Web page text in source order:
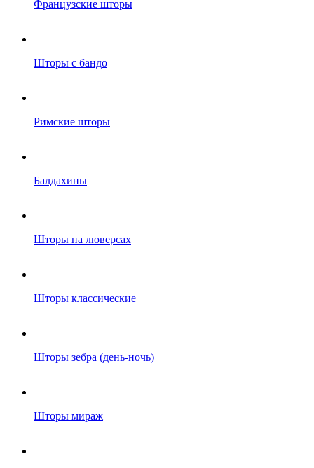
Французские шторы
Шторы с бандо
Римские шторы
Балдахины
Шторы на люверсах
Шторы классические
Шторы зебра (день-ночь)
Шторы мираж